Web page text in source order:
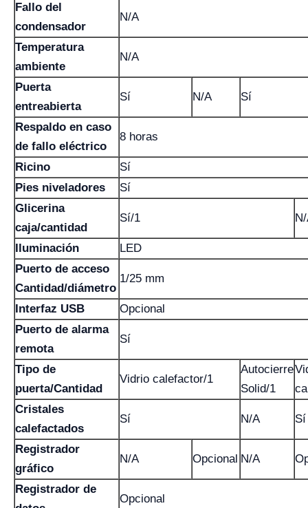
Fallo del
condensador
N/A
Temperatura
ambiente
N/A
Puerta
entreabierta
Sí N/A Sí
Respaldo en caso
de fallo eléctrico
8 horas
Ricino
Sí
Pies niveladores
Sí
Glicerina
caja/cantidad
Sí/1
Iluminación
LED
Puerto de acceso
Cantidad/diámetro
1/25 mm
Interfaz USB
Opcional
Puerto de alarma
remota
Sí
Tipo de
puerta/Cantidad
Vidrio calefactor/1
Autocierre
Solid/1
Cristales
calefactados
Sí N/A Sí
Registrador
gráfico
N/A Opcional N/A
Registrador de
Opcional